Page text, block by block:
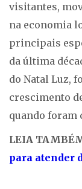
visitantes,
na economia
principais
da última
do Natal Luz,
crescimento
quando foram
LEIA
para atender